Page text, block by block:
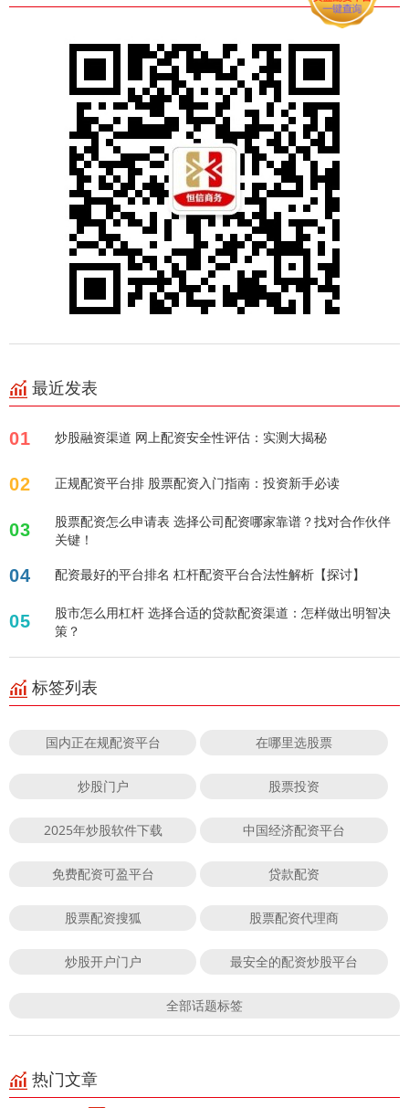
最近发表
01 炒股融资渠道 网上配资安全性评估：实测大揭秘
02 正规配资平台排 股票配资入门指南：投资新手必读
03
股票配资怎么申请表 选择公司配资哪家靠谱？找对合作伙伴
关键！
04 配资最好的平台排名 杠杆配资平台合法性解析【探讨】
05
股市怎么用杠杆 选择合适的贷款配资渠道：怎样做出明智决
策？
标签列表
国内正在规配资平台 在哪里选股票
炒股门户 股票投资
2025年炒股软件下载 中国经济配资平台
免费配资可盈平台 贷款配资
股票配资搜狐 股票配资代理商
炒股开户门户 最安全的配资炒股平台
全部话题标签
热门文章